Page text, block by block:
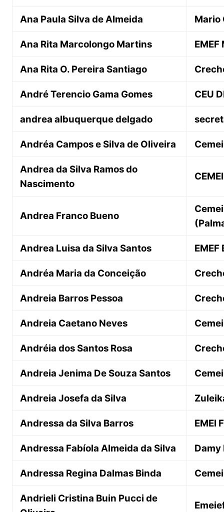
Ana Paula Silva de Almeida Mario
Ana Rita Marcolongo Martins EMEF
Ana Rita O. Pereira Santiago
André Terencio Gama Gomes CEU
andrea albuquerque delgado
Andréa Campos e Silva de Oliveira
Andrea da Silva Ramos do
Nascimento
Andrea Franco Bueno
Andrea Luisa da Silva Santos
Andréa Maria da Conceição
Andreia Barros Pessoa
Andreia Caetano Neves
Andréia dos Santos Rosa
Andreia Jenima De Souza Santos
Andreia Josefa da Silva
Andressa da Silva Barros EMEI
Andressa Fabíola Almeida da Silva Damy
Andressa Regina Dalmas Binda
Andrieli Cristina Buin Pucci de